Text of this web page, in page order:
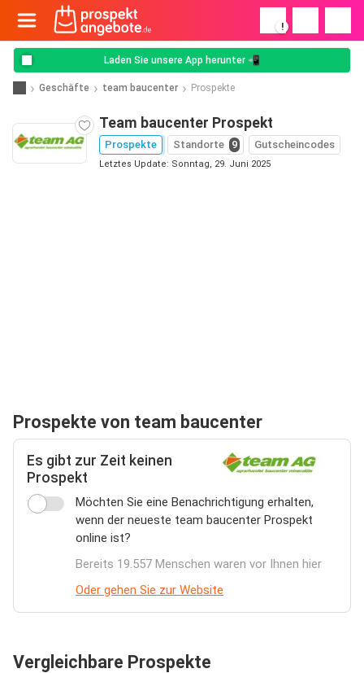
!
Laden Sie unsere App herunter 📲
Geschäfte team baucenter Prospekte
Team baucenter Prospekt
Prospekte Standorte 9 Gutscheincodes
Letztes Update: Sonntag, 29. Juni 2025
Prospekte von team baucenter
Es gibt zur Zeit keinen
Prospekt
Möchten Sie eine Benachrichtigung erhalten,
wenn der neueste team baucenter Prospekt
online ist?
Bereits 19.557 Menschen waren vor Ihnen hier
Oder gehen Sie zur Website
Vergleichbare Prospekte